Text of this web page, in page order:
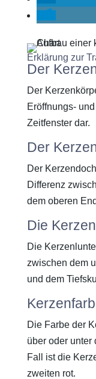
Erklärung zur
Der
Der
Eröffnungs-
Zeitfenster dar.
Der
Der
Differenz
dem oberen
Die
Die
zwischen dem
und dem
Die Farbe der
über oder unter
Fall ist die
zweiten rot.